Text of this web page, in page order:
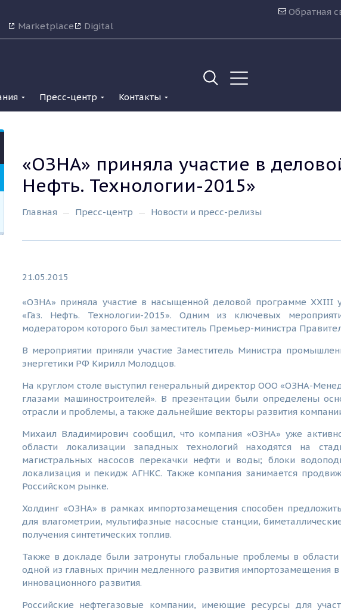
Обратная
Marketplace
Digital
Пресс-центр Контакты
«ОЗНА» приняла участие в
Нефть. Технологии-2015»
Главная Пресс-центр Новости и пресс-релизы
21.05.2015
«ОЗНА» приняла участие в насыщенной деловой программе XXIII
«Газ. Нефть. Технологии-2015». Одним из ключевых
модератором которого был заместитель Премьер-министра
В мероприятии приняли участие Заместитель Министра
энергетики РФ Кирилл Молодцов.
На круглом столе выступил генеральный директор ООО «ОЗНА-
глазами машиностроителей». В презентации были определены
отрасли и проблемы, а также дальнейшие векторы развития
Михаил Владимирович сообщил, что компания «ОЗНА» уже
области локализации западных технологий находятся на
магистральных насосов перекачки нефти и воды; блоки
локализация и пекидж АГНКС. Также компания занимается
Российском рынке.
Холдинг «ОЗНА» в рамках импортозамещения способен
для влагометрии, мультифазные насосные станции,
получения синтетических топлив.
Также в докладе были затронуты глобальные проблемы в
одной из главных причин медленного развития импортозамещения
инновационного развития.
Российские нефтегазовые компании, имеющие ресурсы для